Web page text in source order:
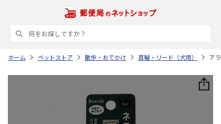
ホーム ペットストア 散歩・おでかけ 首輪・リード（犬用） ア